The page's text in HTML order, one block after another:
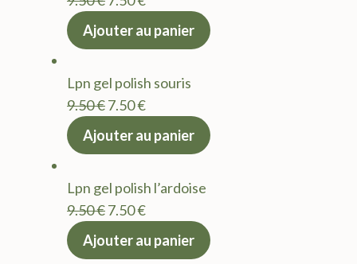
prix
9.50 €.
actuel
7.50 €.
Ajouter au panier
Lpn gel polish souris
9.50€Le
prix
9.50 €.
7.50€Le
actuel
7.50 €.
Ajouter au panier
Lpn gel polish l’ardoise
9.50€Le
prix
7.50€Le
actuel
Ajouter au panier